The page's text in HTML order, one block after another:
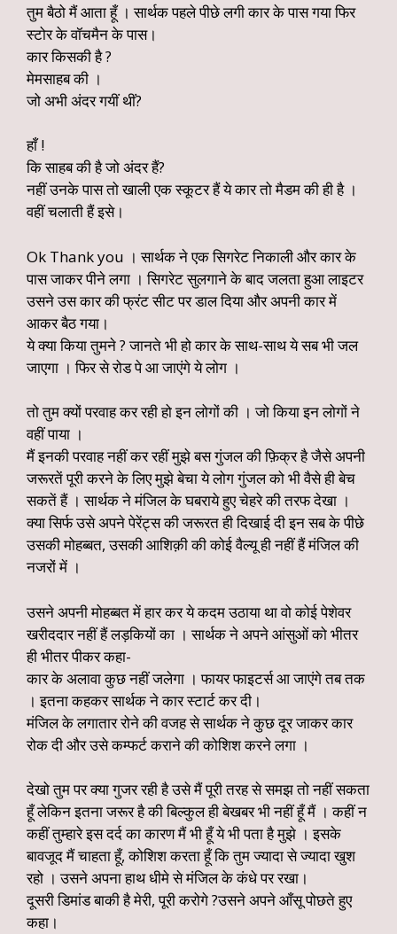
तुम बैठो मैं आता हूँ । सार्थक पहले पीछे लगी कार के पास गया फिर
स्टोर के वॉचमैन के पास।
कार किसकी है ?
मेमसाहब की ।
जो अभी अंदर गयीं थीं?
हाँ !
कि साहब की है जो अंदर हैं?
नहीं उनके पास तो खाली एक स्कूटर हैं ये कार तो मैडम की ही है ।
वहीं चलाती हैं इसे।
Ok Thank you । सार्थक ने एक सिगरेट निकाली और कार के
पास जाकर पीने लगा । सिगरेट सुलगाने के बाद जलता हुआ लाइटर
उसने उस कार की फ्रंट सीट पर डाल दिया और अपनी कार में
आकर बैठ गया।
ये क्या किया तुमने ? जानते भी हो कार के साथ-साथ ये सब भी जल
जाएगा । फिर से रोड पे आ जाएंगे ये लोग ।
तो तुम क्यों परवाह कर रही हो इन लोगों की । जो किया इन लोगों ने
वहीं पाया ।
मैं इनकी परवाह नहीं कर रहीं मुझे बस गुंजल की फ़िक्र है जैसे अपनी
जरूरतें पूरी करने के लिए मुझे बेचा ये लोग गुंजल को भी वैसे ही बेच
सकतें हैं । सार्थक ने मंजिल के घबराये हुए चेहरे की तरफ देखा ।
क्या सिर्फ उसे अपने पेरेंट्स की जरूरत ही दिखाई दी इन सब के पीछे
उसकी मोहब्बत, उसकी आशिक़ी की कोई वैल्यू ही नहीं हैं मंजिल की
नजरों में ।
उसने अपनी मोहब्बत में हार कर ये कदम उठाया था वो कोई पेशेवर
खरीददार नहीं हैं लड़कियों का । सार्थक ने अपने आंसुओं को भीतर
ही भीतर पीकर कहा-
कार के अलावा कुछ नहीं जलेगा । फायर फाइटर्स आ जाएंगे तब तक
। इतना कहकर सार्थक ने कार स्टार्ट कर दी।
मंजिल के लगातार रोने की वजह से सार्थक ने कुछ दूर जाकर कार
रोक दी और उसे कम्फर्ट कराने की कोशिश करने लगा ।
देखो तुम पर क्या गुजर रही है उसे मैं पूरी तरह से समझ तो नहीं सकता
हूँ लेकिन इतना जरूर है की बिल्कुल ही बेखबर भी नहीं हूँ मैं । कहीं न
कहीं तुम्हारे इस दर्द का कारण मैं भी हूँ ये भी पता है मुझे । इसके
बावजूद मैं चाहता हूँ, कोशिश करता हूँ कि तुम ज्यादा से ज्यादा खुश
रहो । उसने अपना हाथ धीमे से मंजिल के कंधे पर रखा।
दूसरी डिमांड बाकी है मेरी, पूरी करोगे ?उसने अपने आँसू पोछते हुए
कहा।